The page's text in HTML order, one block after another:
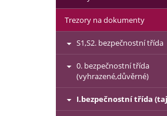
Trezory na dokumenty
S1,S2. bezpečnostní třída
0. bezpečnostní třída
(vyhrazené,důvěrné)
I.bezpečnostní třída